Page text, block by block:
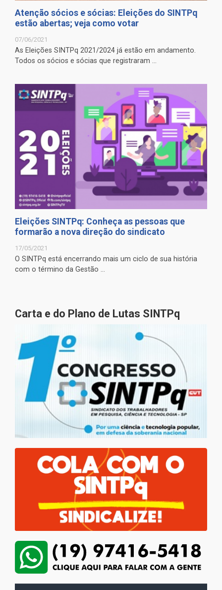
Atenção sócios e sócias: Eleições do SINTPq
estão abertas; veja como votar
07/06/2021
As Eleições SINTPq 2021/2024 já estão em andamento.
Todos os sócios e sócias que registraram ...
Eleições SINTPq: Conheça as pessoas que
formarão a nova direção do sindicato
17/05/2021
O SINTPq está encerrando mais um ciclo de sua história
com o término da Gestão ...
Carta e do Plano de Lutas SINTPq